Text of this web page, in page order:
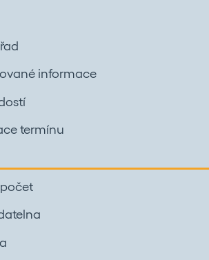
informace
termínu